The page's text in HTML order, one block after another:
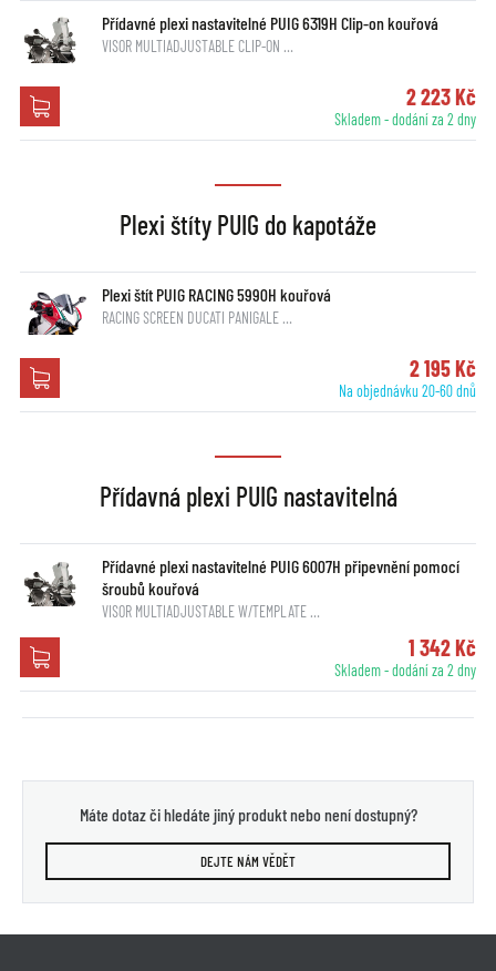
Přídavné plexi nastavitelné PUIG 6319H Clip-on kouřová
VISOR MULTIADJUSTABLE CLIP-ON …
2 223 Kč
Skladem - dodání za 2 dny
Plexi štíty PUIG do kapotáže
Plexi štít PUIG RACING 5990H kouřová
RACING SCREEN DUCATI PANIGALE …
2 195 Kč
Na objednávku 20-60 dnů
Přídavná plexi PUIG nastavitelná
Přídavné plexi nastavitelné PUIG 6007H připevnění pomocí
šroubů kouřová
VISOR MULTIADJUSTABLE W/TEMPLATE …
1 342 Kč
Skladem - dodání za 2 dny
Máte dotaz či hledáte jiný produkt nebo není dostupný?
DEJTE NÁM VĚDĚT